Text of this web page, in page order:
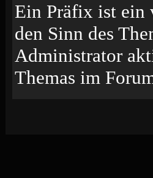
Ein Präfix ist ein
den Sinn des
Administrator
Themas im